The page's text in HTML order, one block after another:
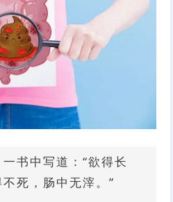
书中写道：“欲得长
死，肠中无滓。”